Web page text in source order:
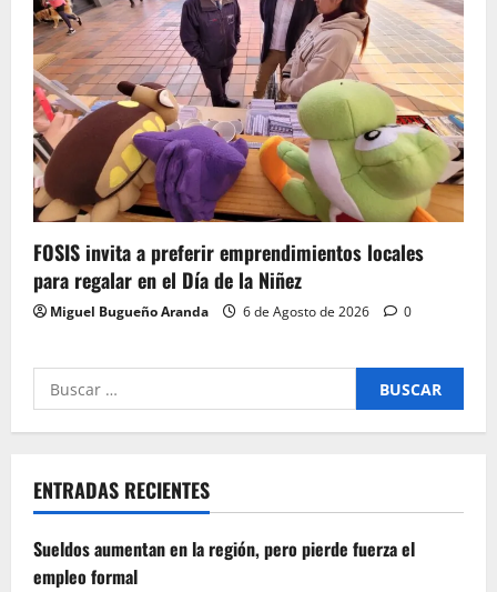
FOSIS invita a preferir emprendimientos locales
para regalar en el Día de la Niñez
Miguel Bugueño Aranda 6 de Agosto de 2026 0
Buscar
por:
ENTRADAS RECIENTES
Sueldos aumentan en la región, pero pierde fuerza el
empleo formal